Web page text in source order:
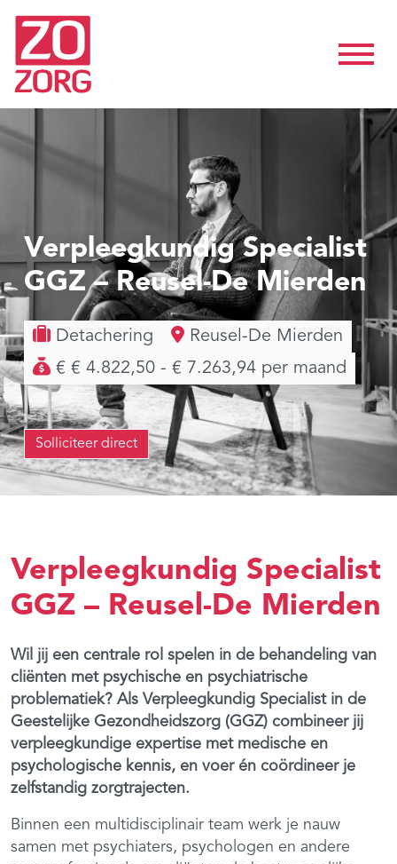
Verpleegkundig Specialist
GGZ – Reusel-De Mierden
Detachering
Reusel-De Mierden
€ € 4.822,50 - € 7.263,94 per maand
Solliciteer direct
Verpleegkundig Specialist
GGZ – Reusel-De Mierden
Wil jij een centrale rol spelen in de behandeling van
cliënten met psychische en psychiatrische
problematiek? Als Verpleegkundig Specialist in de
Geestelijke Gezondheidszorg (GGZ) combineer jij
verpleegkundige expertise met medische en
psychologische kennis, en voer én coördineer je
zelfstandig zorgtrajecten.
Binnen een multidisciplinair team werk je nauw
samen met psychiaters, psychologen en andere